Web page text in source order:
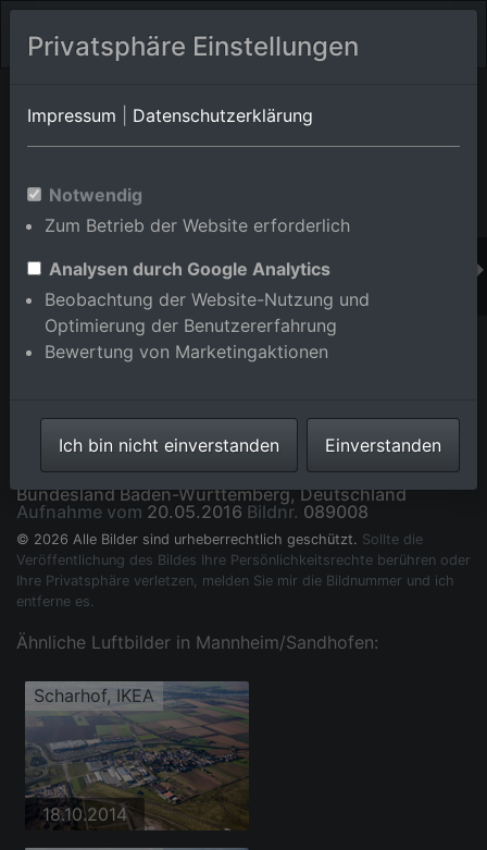
Orts-Album von Mannheim/Sandhofen
Württemberg,Deutschland
Im Shop bestellen
Scharhof, IKEA im Ortsteil Sandhofen in Mannheim im
Bundesland Baden-Württemberg, Deutschland
Aufnahme vom 20.05.2016 Bildnr. 089008
© 2026 Alle Bilder sind urheberrechtlich geschützt. Sollte die
Veröffentlichung des Bildes Ihre Persönlichkeitsrechte berühren oder
Ihre Privatsphäre verletzen, melden Sie mir die Bildnummer und ich
entferne es.
Ähnliche Luftbilder in Mannheim/Sandhofen:
Scharhof, IKEA
18.10.2014
Privatsphäre Einstellungen
Impressum Datenschutzerklärung
Notwendig
Zum Betrieb der Website erforderlich
Analysen durch Google Analytics
Beobachtung der Website-Nutzung und
Optimierung der Benutzererfahrung
Bewertung von Marketingaktionen
Ich bin nicht einverstanden Einverstanden